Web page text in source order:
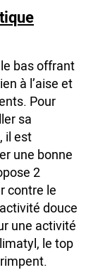
bas offrant
à l’aise et
Pour
sa
il est
une bonne
2
contre le
douce
une activité
le top